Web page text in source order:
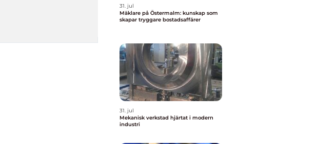
31. jul
Mäklare på Östermalm: kunskap som
skapar tryggare bostadsaffärer
31. jul
Mekanisk verkstad hjärtat i modern
industri